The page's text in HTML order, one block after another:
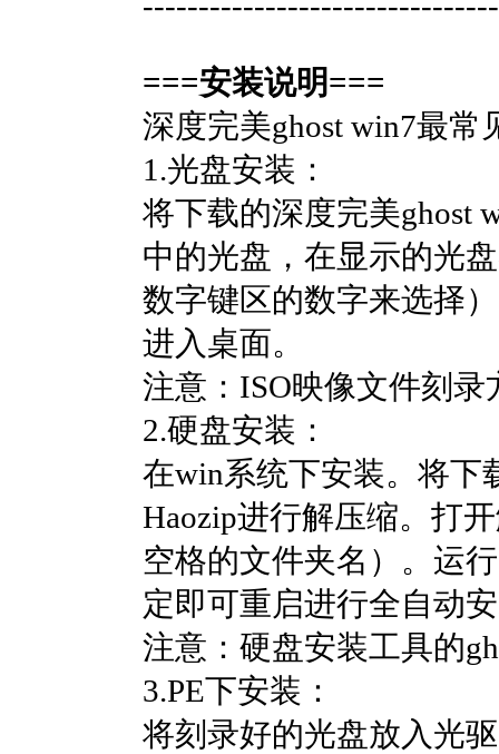
===安装说明===
深度完美ghost win7最常
1.光盘安装：
将下载的深度完美ghost
中的光盘，在显示的光
数字键区的数字来选择
进入桌面。
注意：ISO映像文件刻
2.硬盘安装：
在win系统下安装。将下
Haozip进行解压缩。打
空格的文件夹名）。运
定即可重启进行全自动
注意：硬盘安装工具的
3.PE下安装：
将刻录好的光盘放入光